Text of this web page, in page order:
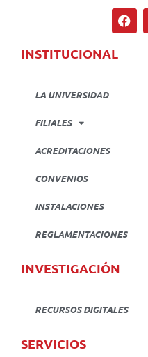
INSTITUCIONAL
LA UNIVERSIDAD
FILIALES
ACREDITACIONES
CONVENIOS
INSTALACIONES
REGLAMENTACIONES
INVESTIGACIÓN
RECURSOS DIGITALES
SERVICIOS